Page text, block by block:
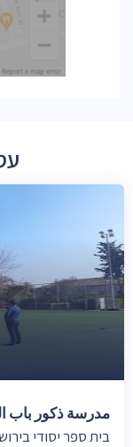
مدرسة ذكور باب
בית ספר יסודי